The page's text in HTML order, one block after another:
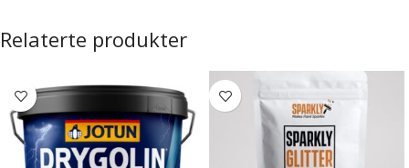
Relaterte produkter